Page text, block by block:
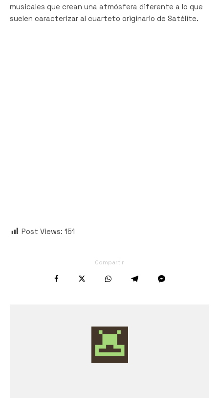
musicales que crean una atmósfera diferente a lo que
suelen caracterizar al cuarteto originario de Satélite.
Post Views: 151
Compartir